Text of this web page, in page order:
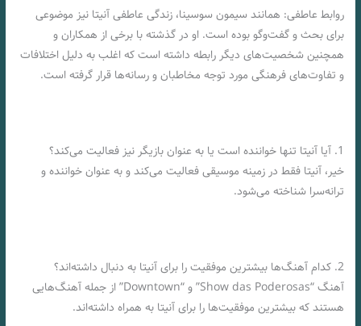
روابط عاطفی: همانند سیمون سوسینا، زندگی عاطفی آنیتا نیز موضوعی
برای بحث و گفت‌وگو بوده است. او در گذشته با برخی از همکاران و
همچنین شخصیت‌های دیگر رابطه داشته است که اغلب به دلیل اختلافات
و تفاوت‌های فرهنگی مورد توجه مخاطبان و رسانه‌ها قرار گرفته است.
1. آیا آنیتا تنها خواننده است یا به عنوان بازیگر نیز فعالیت می‌کند؟
خیر، آنیتا فقط در زمینه موسیقی فعالیت می‌کند و به عنوان خواننده و
ترانه‌سرا شناخته می‌شود.
2. کدام آهنگ‌ها بیشترین موفقیت را برای آنیتا به دنبال داشته‌اند؟
آهنگ “Show das Poderosas” و “Downtown” از جمله آهنگ‌هایی
هستند که بیشترین موفقیت‌ها را برای آنیتا به همراه داشته‌اند.